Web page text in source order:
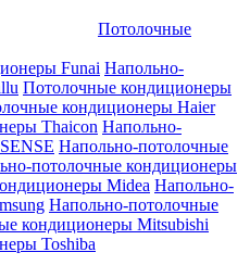
Потолочные
Funai Напольно-
Потолочные кондиционеры
кондиционеры Haier
Thaicon Напольно-
Напольно-потолочные
потолочные кондиционеры
Midea Напольно-
Напольно-потолочные
кондиционеры Mitsubishi
Toshiba